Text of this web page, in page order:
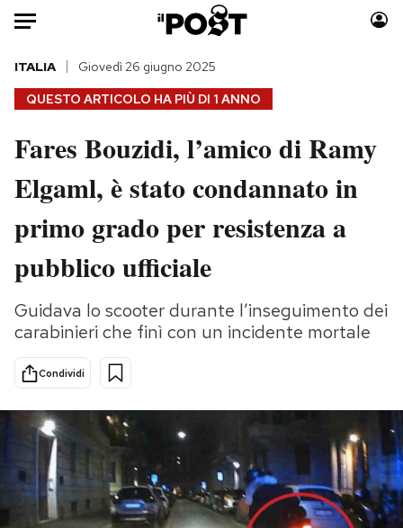
Auto
HOME
Italia
Politica
Tecnologia
Scienza
Cultura
Economia
Sport
Moda
Consumismi
Storie/Idee
Europa
Altrecose
PODCAST
NEWSLETTER
QUESTO ARTICOLO HA PIÙ DI 1 ANNO
ITALIA Giovedì 26 giugno 2025
Fares Bouzidi, l’amico di Ramy
Elgaml, è stato condannato in
primo grado per resistenza a
pubblico ufficiale
Guidava lo scooter durante l’inseguimento dei
carabinieri che finì con un incidente mortale
Condividi